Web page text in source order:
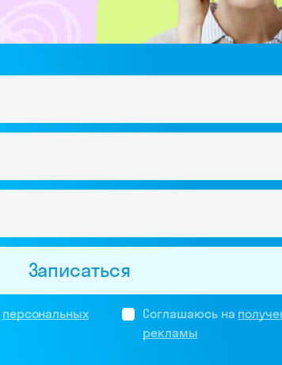
персональных
Соглашаюсь на
рекламы
Записаться